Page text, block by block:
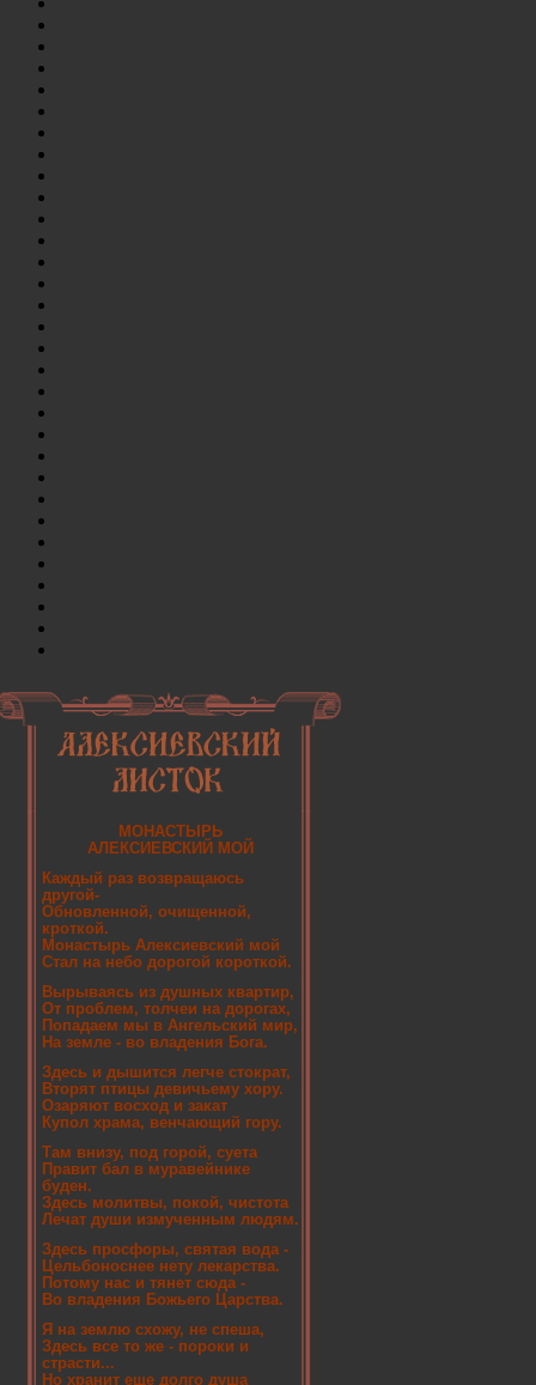
МОНАСТЫРЬ
АЛЕКСИЕВСКИЙ МОЙ
Каждый раз возвращаюсь
другой-
Обновленной, очищенной,
кроткой.
Монастырь Алексиевский мой
Стал на небо дорогой короткой.
Вырываясь из душных квартир,
От проблем, толчеи на дорогах,
Попадаем мы в Ангельский мир,
На земле - во владения Бога.
Здесь и дышится легче стократ,
Вторят птицы девичьему хору.
Озаряют восход и закат
Купол храма, венчающий гору.
Там внизу, под горой, суета
Правит бал в муравейнике
буден.
Здесь молитвы, покой, чистота
Лечат души измученным людям.
Здесь просфоры, святая вода -
Цельбоноснее нету лекарства.
Потому нас и тянет сюда -
Во владения Божьего Царства.
Я на землю схожу, не спеша,
Здесь все то же - пороки и
страсти...
Но хранит еще долго душа